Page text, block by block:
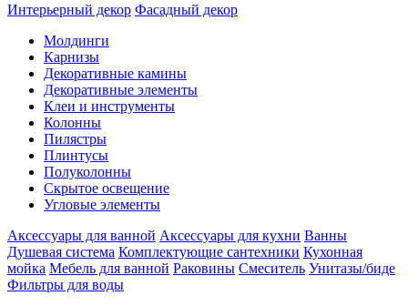
Интерьерный декор Фасадный декор
Молдинги
Карнизы
Декоративные камины
Декоративные элементы
Клеи и инструменты
Колонны
Пилястры
Плинтусы
Полуколонны
Скрытое освещение
Угловые элементы
Аксессуары для ванной Аксессуары для кухни Ванны
Душевая система Комплектующие сантехники Кухонная
мойка Мебель для ванной Раковины Смеситель Унитазы/биде
Фильтры для воды